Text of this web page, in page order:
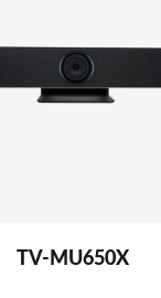
TV-MU650X